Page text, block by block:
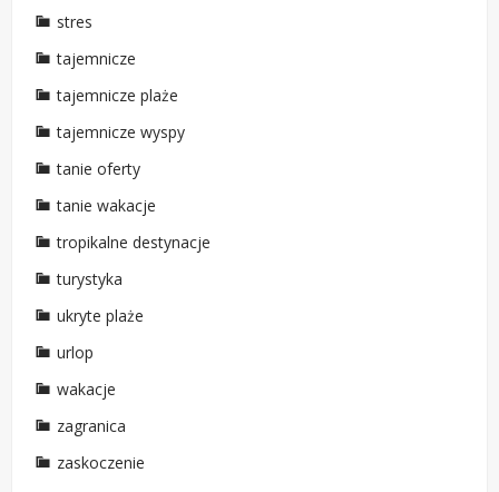
stres
tajemnicze
tajemnicze plaże
tajemnicze wyspy
tanie oferty
tanie wakacje
tropikalne destynacje
turystyka
ukryte plaże
urlop
wakacje
zagranica
zaskoczenie